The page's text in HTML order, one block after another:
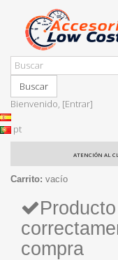
Buscar
Bienvenido, [Entrar]
pt
ATENCIÓN AL
Carrito: vacío
compra